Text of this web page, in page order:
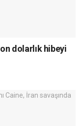
dolarlık hibeyi